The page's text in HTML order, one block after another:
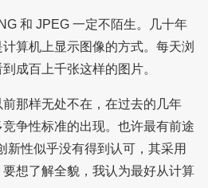
和 JPEG 一定不陌生。几十年
算机上显示图像的方式。每天浏
成百上千张这样的图片。
那样无处不在，在过去的几年
争性标准的出现。也许最有前途
新性似乎没有得到认可，其采用
想了解全貌，我认为最好从计算